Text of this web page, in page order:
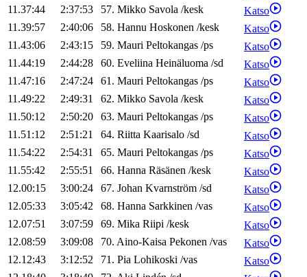
11.37:44
2:37:53 57. Mikko Savola /kesk
Katso
11.39:57
2:40:06 58. Hannu Hoskonen /kesk
Katso
11.43:06
2:43:15 59. Mauri Peltokangas /ps
Katso
11.44:19
2:44:28 60. Eveliina Heinäluoma /sd
Katso
11.47:16
2:47:24 61. Mauri Peltokangas /ps
Katso
11.49:22
2:49:31 62. Mikko Savola /kesk
Katso
11.50:12
2:50:20 63. Mauri Peltokangas /ps
Katso
11.51:12
2:51:21 64. Riitta Kaarisalo /sd
Katso
11.54:22
2:54:31 65. Mauri Peltokangas /ps
Katso
11.55:42
2:55:51 66. Hanna Räsänen /kesk
Katso
12.00:15
3:00:24 67. Johan Kvarnström /sd
Katso
12.05:33
3:05:42 68. Hanna Sarkkinen /vas
Katso
12.07:51
3:07:59 69. Mika Riipi /kesk
Katso
12.08:59
3:09:08 70. Aino-Kaisa Pekonen /vas
Katso
12.12:43
3:12:52 71. Pia Lohikoski /vas
Katso